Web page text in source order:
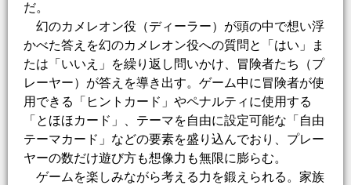
だ。
幻のカメレオン役（ディーラー）が頭の中で想い浮
かべた答えを幻のカメレオン役への質問と「はい」ま
たは「いいえ」を繰り返し問いかけ、冒険者たち（プ
レーヤー）が答えを導き出す。ゲーム中に冒険者が使
用できる「ヒントカード」やペナルティに使用する
「とほほカード」、テーマを自由に設定可能な「自由
テーマカード」などの要素を盛り込んでおり、プレー
ヤーの数だけ遊び方も想像力も無限に膨らむ。
ゲームを楽しみながら考える力を鍛えられる。家族